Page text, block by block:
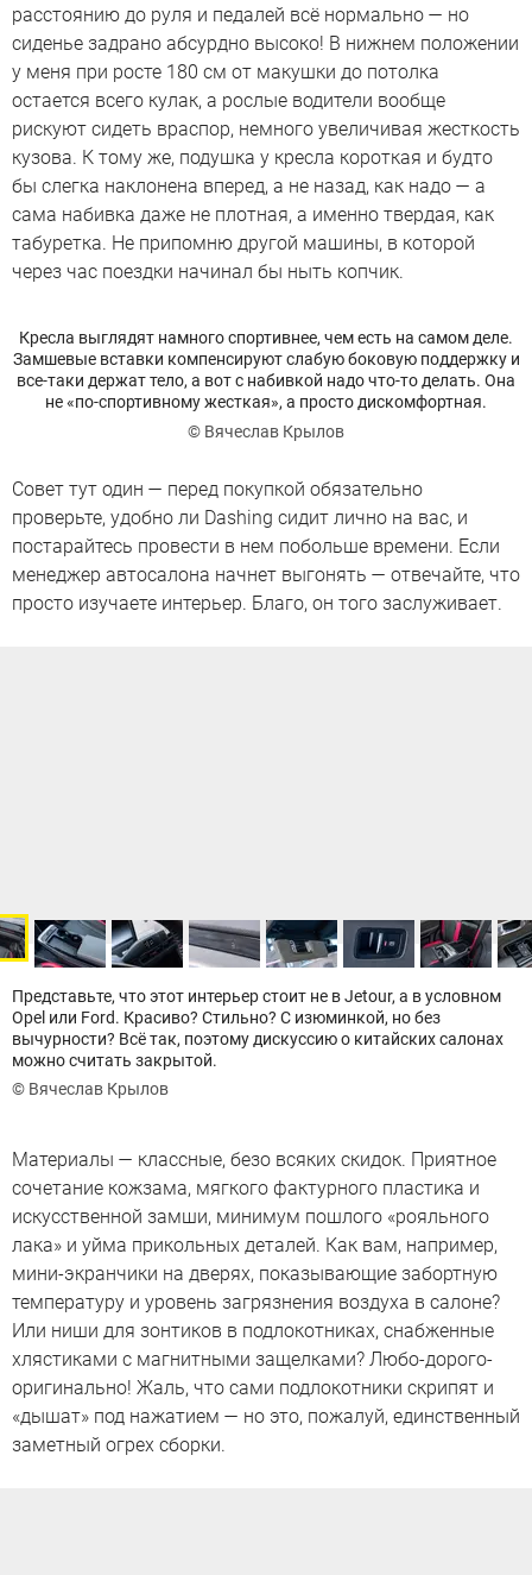
расстоянию до руля и педалей всё нормально — но
сиденье задрано абсурдно высоко! В нижнем положении
у меня при росте 180 см от макушки до потолка
остается всего кулак, а рослые водители вообще
рискуют сидеть враспор, немного увеличивая жесткость
кузова. К тому же, подушка у кресла короткая и будто
бы слегка наклонена вперед, а не назад, как надо — а
сама набивка даже не плотная, а именно твердая, как
табуретка. Не припомню другой машины, в которой
через час поездки начинал бы ныть копчик.
Кресла выглядят намного спортивнее, чем есть на самом деле.
Замшевые вставки компенсируют слабую боковую поддержку и
все-таки держат тело, а вот с набивкой надо что-то делать. Она
не «по-спортивному жесткая», а просто дискомфортная.
© Вячеслав Крылов
Совет тут один — перед покупкой обязательно
проверьте, удобно ли Dashing сидит лично на вас, и
постарайтесь провести в нем побольше времени. Если
менеджер автосалона начнет выгонять — отвечайте, что
просто изучаете интерьер. Благо, он того заслуживает.
Представьте, что этот интерьер стоит не в Jetour, а в условном
Opel или Ford. Красиво? Стильно? С изюминкой, но без
вычурности? Всё так, поэтому дискуссию о китайских салонах
можно считать закрытой.
© Вячеслав Крылов
Материалы — классные, безо всяких скидок. Приятное
сочетание кожзама, мягкого фактурного пластика и
искусственной замши, минимум пошлого «рояльного
лака» и уйма прикольных деталей. Как вам, например,
мини-экранчики на дверях, показывающие забортную
температуру и уровень загрязнения воздуха в салоне?
Или ниши для зонтиков в подлокотниках, снабженные
хлястиками с магнитными защелками? Любо-дорого-
оригинально! Жаль, что сами подлокотники скрипят и
«дышат» под нажатием — но это, пожалуй, единственный
заметный огрех сборки.